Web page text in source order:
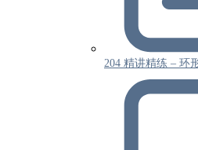
204 精讲精练 – 环